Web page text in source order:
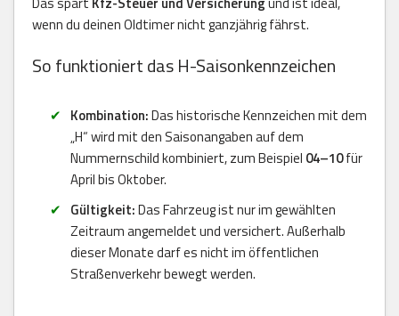
wenn du deinen Oldtimer nicht ganzjährig fährst.
So funktioniert das H-Saisonkennzeichen
Kombination:Das historische Kennzeichen mit dem
„H“ wird mit den Saisonangaben auf dem
Nummernschild kombiniert, zum Beispiel 04–10für
April bis Oktober.
Gültigkeit:Das Fahrzeug ist nur im gewählten
Zeitraum angemeldet und versichert. Außerhalb
dieser Monate darf es nicht im öffentlichen
Straßenverkehr bewegt werden.